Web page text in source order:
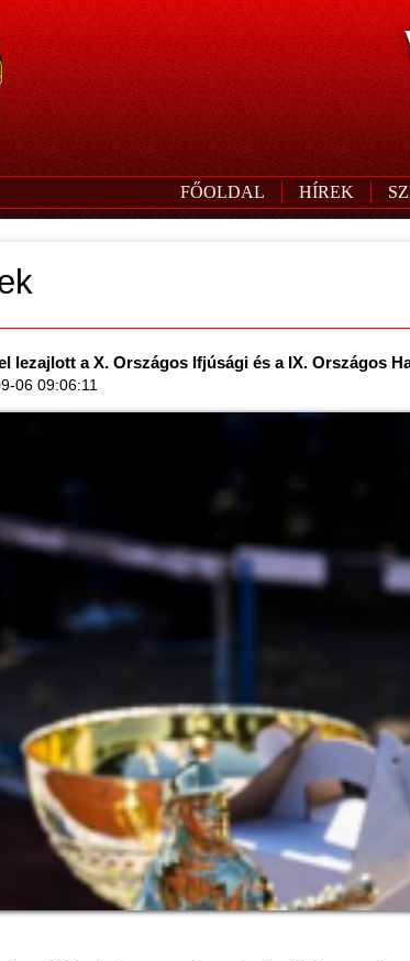
FŐOLDAL HÍREK
lezajlott a X. Országos Ifjúsági és a IX. Országos
06 09:06:11